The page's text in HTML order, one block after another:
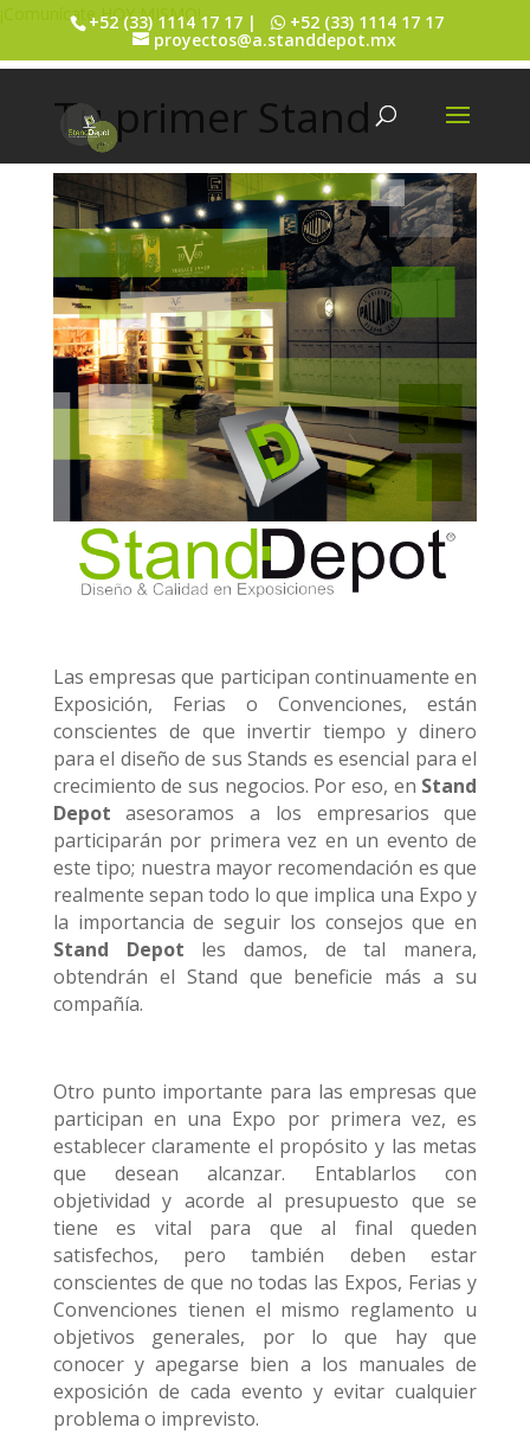
¡Comunícate HOY MISMO!
+52 (33) 1114 17 17 | +52 (33) 1114 17 17
proyectos@a.standdepot.mx
Tu primer Stand
Las empresas que participan continuamente en
Exposición, Ferias o Convenciones, están
conscientes de que invertir tiempo y dinero
para el diseño de sus Stands es esencial para el
crecimiento de sus negocios. Por eso, en Stand
Depot asesoramos a los empresarios que
participarán por primera vez en un evento de
este tipo; nuestra mayor recomendación es que
realmente sepan todo lo que implica una Expo y
la importancia de seguir los consejos que en
Stand Depot les damos, de tal manera,
obtendrán el Stand que beneficie más a su
compañía.
Otro punto importante para las empresas que
participan en una Expo por primera vez, es
establecer claramente el propósito y las metas
que desean alcanzar. Entablarlos con
objetividad y acorde al presupuesto que se
tiene es vital para que al final queden
satisfechos, pero también deben estar
conscientes de que no todas las Expos, Ferias y
Convenciones tienen el mismo reglamento u
objetivos generales, por lo que hay que
conocer y apegarse bien a los manuales de
exposición de cada evento y evitar cualquier
problema o imprevisto.